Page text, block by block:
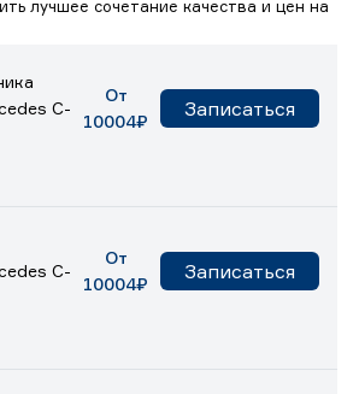
лучшее сочетание качества и цен на
C-
От
10004₽
Записаться
C-
От
10004₽
Записаться